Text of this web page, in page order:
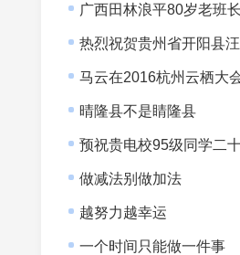
广西田林浪平80岁老班
热烈祝贺贵州省开阳县汪氏祠
马云在2016杭州云栖大
晴隆县不是睛隆县
预祝贵电校95级同学二
做减法别做加法
越努力越幸运
一个时间只能做一件事